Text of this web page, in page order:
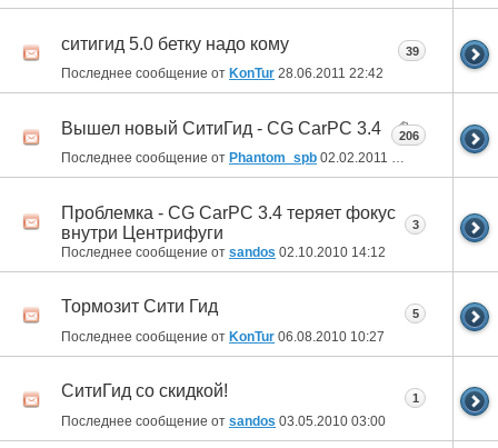
ситигид 5.0 бетку надо кому
Последнее сообщение от KonTur 28.06.2011 22:42
39
Вышел новый СитиГид - CG CarPC 3.4
Последнее сообщение от Phantom_spb 02.02.2011 16:58
206
Проблемка - CG CarPC 3.4 теряет фокус
внутри Центрифуги
Последнее сообщение от sandos 02.10.2010 14:12
3
Тормозит Сити Гид
Последнее сообщение от KonTur 06.08.2010 10:27
5
СитиГид со скидкой!
Последнее сообщение от sandos 03.05.2010 03:00
1